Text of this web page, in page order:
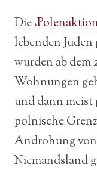
Die ‚
lebenden
wurden ab dem
Wohnungen
und dann meist
polnische
Androhung
Niemandsland